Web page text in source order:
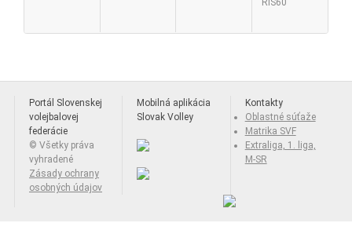
Portál Slovenskej
volejbalovej
federácie
© Všetky práva
vyhradené
Zásady ochrany
osobných údajov
Mobilná aplikácia
Slovak Volley
Kontakty
Oblastné súťaže
Matrika SVF
Extraliga, 1. liga,
M-SR